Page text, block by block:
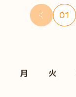
01
月
火